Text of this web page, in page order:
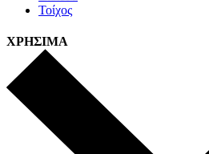
Τοίχος
ΧΡΗΣΙΜΑ